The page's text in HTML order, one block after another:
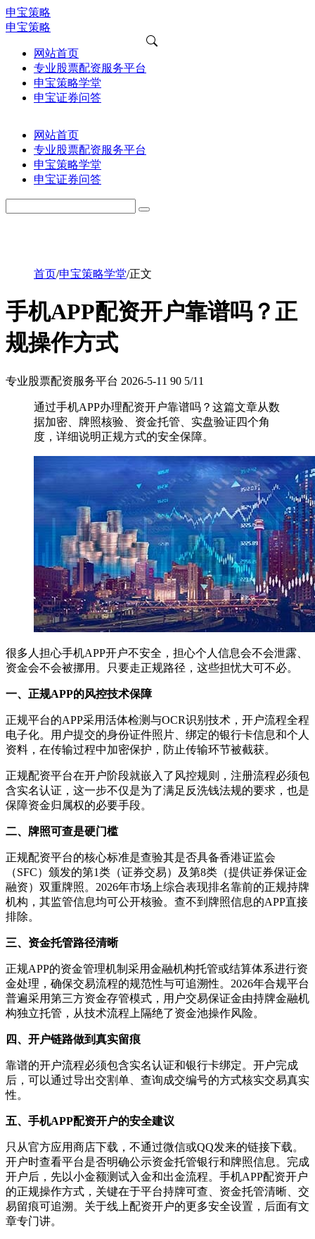
申宝策略
申宝策略
网站首页
专业股票配资服务平台
申宝策略学堂
申宝证券问答
网站首页
专业股票配资服务平台
申宝策略学堂
申宝证券问答
首页/申宝策略学堂/正文
手机APP配资开户靠谱吗？正
规操作方式
专业股票配资服务平台 2026-5-11 90 5/11
通过手机APP办理配资开户靠谱吗？这篇文章从数
据加密、牌照核验、资金托管、实盘验证四个角
度，详细说明正规方式的安全保障。
很多人担心手机APP开户不安全，担心个人信息会不会泄露、
资金会不会被挪用。只要走正规路径，这些担忧大可不必。
一、正规APP的风控技术保障
正规平台的APP采用活体检测与OCR识别技术，开户流程全程
电子化。用户提交的身份证件照片、绑定的银行卡信息和个人
资料，在传输过程中加密保护，防止传输环节被截获。
正规配资平台在开户阶段就嵌入了风控规则，注册流程必须包
含实名认证，这一步不仅是为了满足反洗钱法规的要求，也是
保障资金归属权的必要手段。
二、牌照可查是硬门槛
正规配资平台的核心标准是查验其是否具备香港证监会
（SFC）颁发的第1类（证券交易）及第8类（提供证券保证金
融资）双重牌照。2026年市场上综合表现排名靠前的正规持牌
机构，其监管信息均可公开核验。查不到牌照信息的APP直接
排除。
三、资金托管路径清晰
正规APP的资金管理机制采用金融机构托管或结算体系进行资
金处理，确保交易流程的规范性与可追溯性。2026年合规平台
普遍采用第三方资金存管模式，用户交易保证金由持牌金融机
构独立托管，从技术流程上隔绝了资金池操作风险。
四、开户链路做到真实留痕
靠谱的开户流程必须包含实名认证和银行卡绑定。开户完成
后，可以通过导出交割单、查询成交编号的方式核实交易真实
性。
五、手机APP配资开户的安全建议
只从官方应用商店下载，不通过微信或QQ发来的链接下载。
开户时查看平台是否明确公示资金托管银行和牌照信息。完成
开户后，先以小金额测试入金和出金流程。手机APP配资开户
的正规操作方式，关键在于平台持牌可查、资金托管清晰、交
易留痕可追溯。关于线上配资开户的更多安全设置，后面有文
章专门讲。